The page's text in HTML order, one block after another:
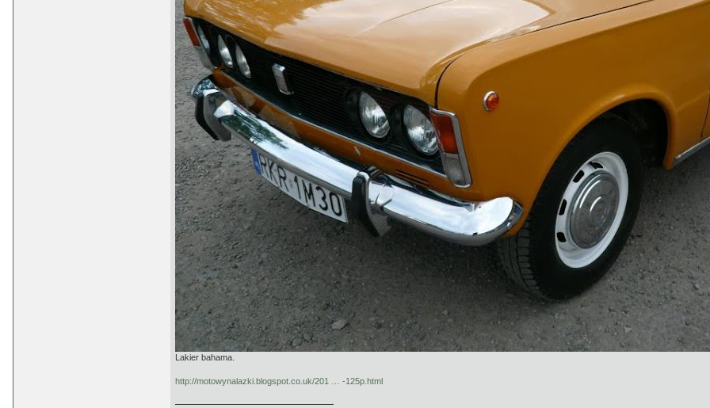
Lakier bahama.
http://motowynalazki.blogspot.co.uk/201 … -125p.html